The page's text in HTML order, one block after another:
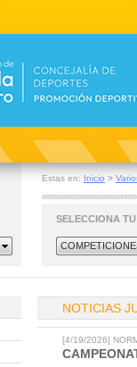
Estas en: Inicio >
SELECCIONA TU
NOTICIAS
[4/19/2026]